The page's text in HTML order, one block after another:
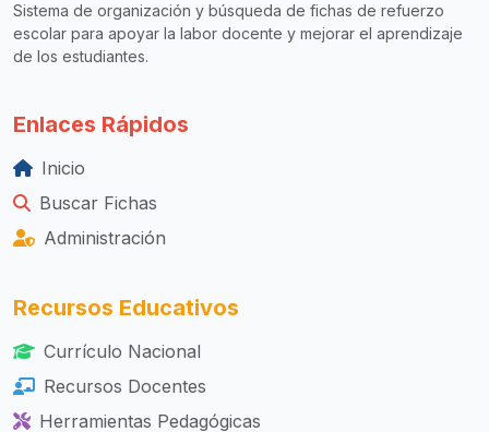
Sistema de organización y búsqueda de fichas de refuerzo
escolar para apoyar la labor docente y mejorar el aprendizaje
de los estudiantes.
Enlaces Rápidos
Inicio
Buscar Fichas
Administración
Recursos Educativos
Currículo Nacional
Recursos Docentes
Herramientas Pedagógicas